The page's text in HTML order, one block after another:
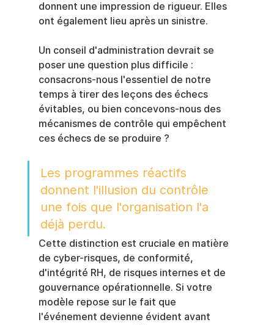
donnent une impression de rigueur. Elles
ont également lieu après un sinistre.
Un conseil d'administration devrait se
poser une question plus difficile :
consacrons-nous l'essentiel de notre
temps à tirer des leçons des échecs
évitables, ou bien concevons-nous des
mécanismes de contrôle qui empêchent
ces échecs de se produire ?
Les programmes réactifs
donnent l'illusion du contrôle
une fois que l'organisation l'a
déjà perdu.
Cette distinction est cruciale en matière
de cyber-risques, de conformité,
d'intégrité RH, de risques internes et de
gouvernance opérationnelle. Si votre
modèle repose sur le fait que
l'événement devienne évident avant